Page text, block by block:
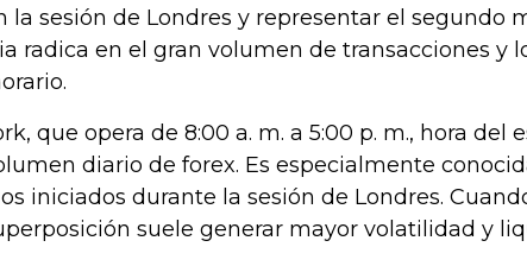
la sesión de Londres y representar el segundo
radica en el gran volumen de transacciones y
que opera de 8:00 a. m. a 5:00 p. m., hora
diario de forex. Es especialmente
iniciados durante la sesión de Londres.
suele generar mayor volatilidad y